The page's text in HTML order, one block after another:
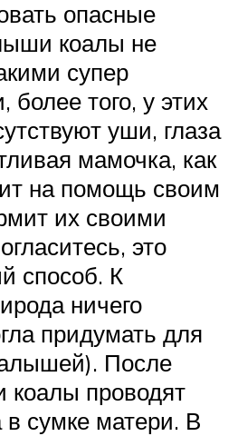
опасные
коалы не
супер
более того, у этих
уши, глаза
мамочка, как
на помощь своим
их своими
это
способ. К
ничего
придумать для
После
коалы проводят
в сумке матери. В